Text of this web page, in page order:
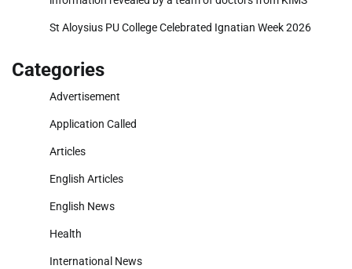
St Aloysius PU College Celebrated Ignatian Week 2026
Categories
Advertisement
Application Called
Articles
English Articles
English News
Health
International News